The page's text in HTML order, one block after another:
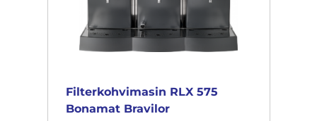
Filterkohvimasin RLX 575
Bonamat Bravilor